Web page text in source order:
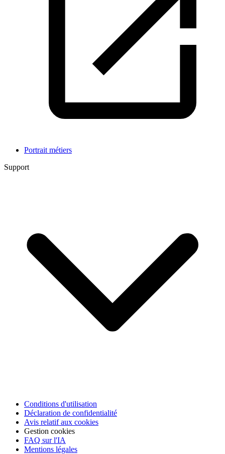
Portrait métiers
Support
Conditions d'utilisation
Déclaration de confidentialité
Avis relatif aux cookies
Gestion cookies
FAQ sur l'IA
Mentions légales